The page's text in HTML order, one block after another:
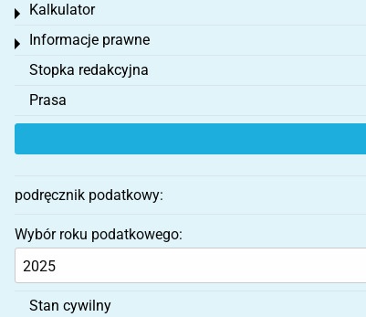
Kalkulator
Toggle menu
Informacje prawne
Toggle menu
Stopka redakcyjna
Prasa
podręcznik podatkowy:
Wybór roku podatkowego:
Stan cywilny